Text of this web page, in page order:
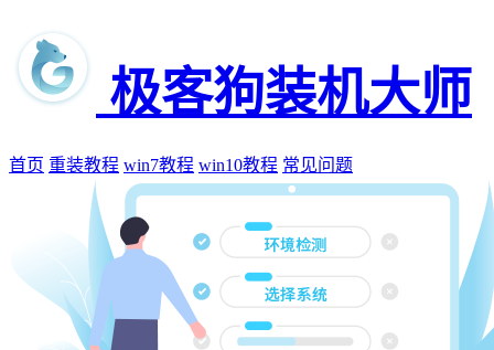
极客狗装机大师
首页 重装教程 win7教程 win10教程 常见问题